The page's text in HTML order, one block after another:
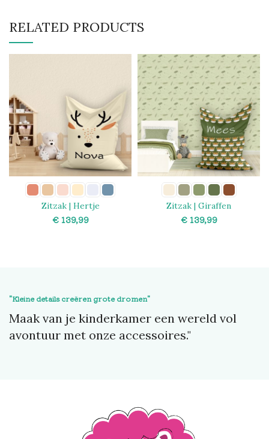
RELATED PRODUCTS
Zitzak | Hertje
€
Zitzak | Giraffen
€
"Kleine details creëren grote dromen"
Maak van je kinderkamer een wereld vol
avontuur met onze accessoires."